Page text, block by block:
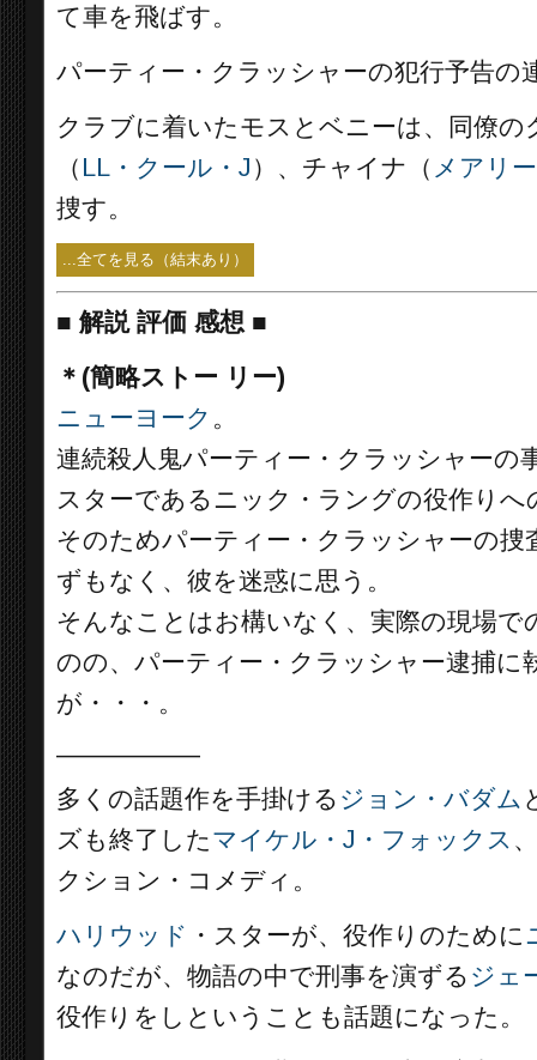
て車を飛ばす。
パーティー・クラッシャーの犯行予告
クラブに着いたモスとベニーは、同僚の
（ LL・クール・J ）、チャイナ（ メアリ
捜す。
...全てを見る（結末あり）
■ 解説 評価 感想 ■
＊(簡略ストー リー)
ニューヨーク 。
連続殺人鬼パーティー・クラッシャーの
スターであるニック・ラングの役作り
そのためパーティー・クラッシャーの
ずもなく、彼を迷惑に思う。
そんなことはお構いなく、実際の現場
のの、パーティー・クラッシャー逮捕
が・・・。
多くの話題作を手掛ける ジョン・バダム
ズも終了したマイケル・J・フォックス
クション・コメディ。
ハリウッド ・スターが、役作りのために
なのだが、物語の中で刑事を演ずる ジェ
役作りをしということも話題になった。